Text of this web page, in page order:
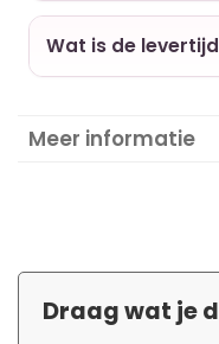
Wat is de
Meer informatie
Draag wat je